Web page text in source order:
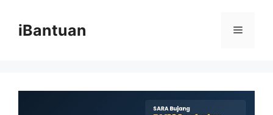
contentiBantuan Menu